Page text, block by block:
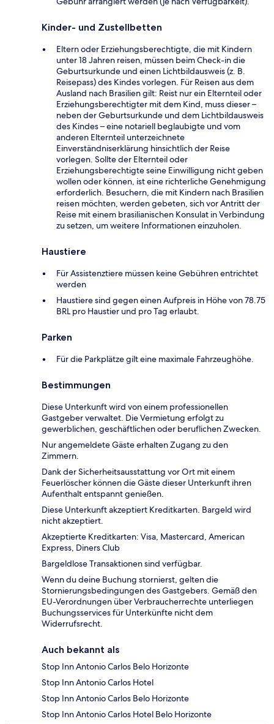
Kinder- und Zustellbetten
Eltern oder Erziehungsberechtigte, die mit Kindern
unter 18 Jahren reisen, müssen beim Check-in die
Geburtsurkunde und einen Lichtbildausweis (z. B.
Reisepass) des Kindes vorlegen. Für Reisen aus dem
Ausland nach Brasilien gilt: Reist nur ein Elternteil oder
Erziehungsberechtigter mit dem Kind, muss dieser –
neben der Geburtsurkunde und dem Lichtbildausweis
des Kindes – eine notariell beglaubigte und vom
anderen Elternteil unterzeichnete
Einverständniserklärung hinsichtlich der Reise
vorlegen. Sollte der Elternteil oder
Erziehungsberechtigte seine Einwilligung nicht geben
wollen oder können, ist eine richterliche Genehmigung
erforderlich. Besuchern, die mit Kindern nach Brasilien
reisen möchten, werden gebeten, sich vor Antritt der
Reise mit einem brasilianischen Konsulat in Verbindung
zu setzen, um weitere Informationen einzuholen.
Haustiere
Für Assistenztiere müssen keine Gebühren entrichtet
werden
Haustiere sind gegen einen Aufpreis in Höhe von 78.75
BRL pro Haustier und pro Tag erlaubt.
Parken
Für die Parkplätze gilt eine maximale Fahrzeughöhe.
Bestimmungen
Diese Unterkunft wird von einem professionellen
Gastgeber verwaltet. Die Vermietung erfolgt zu
gewerblichen, geschäftlichen oder beruflichen Zwecken.
Nur angemeldete Gäste erhalten Zugang zu den
Zimmern.
Dank der Sicherheitsausstattung vor Ort mit einem
Feuerlöscher können die Gäste dieser Unterkunft ihren
Aufenthalt entspannt genießen.
Diese Unterkunft akzeptiert Kreditkarten. Bargeld wird
nicht akzeptiert.
Akzeptierte Kreditkarten: Visa, Mastercard, American
Express, Diners Club
Bargeldlose Transaktionen sind verfügbar.
Wenn du deine Buchung stornierst, gelten die
Stornierungsbedingungen des Gastgebers. Gemäß den
EU-Verordnungen über Verbraucherrechte unterliegen
Buchungsservices für Unterkünfte nicht dem
Widerrufsrecht.
Auch bekannt als
Stop Inn Antonio Carlos Belo Horizonte
Stop Inn Antonio Carlos Hotel
Stop Inn Antonio Carlos Belo Horizonte
Stop Inn Antonio Carlos Hotel Belo Horizonte